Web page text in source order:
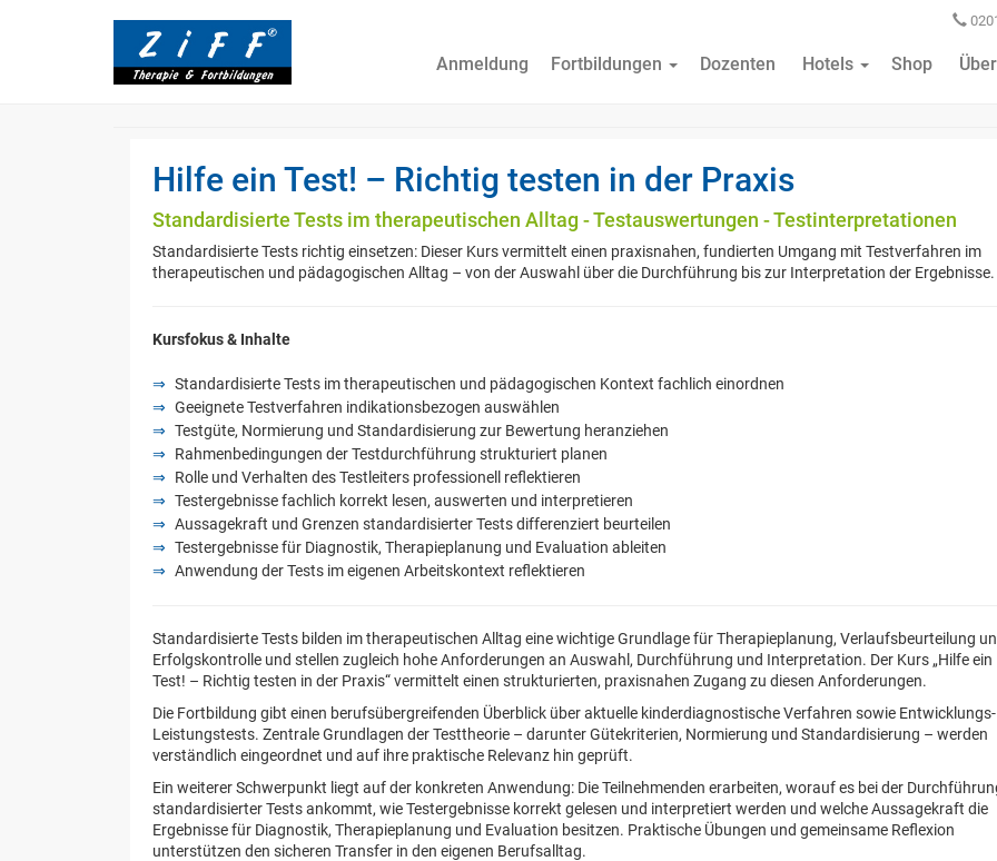
Anmeldung Fortbildungen Dozenten Hotels Shop
Hilfe ein Test! – Richtig testen in der Praxis
Standardisierte Tests im therapeutischen Alltag - Testauswertungen - Testinterpretationen
Standardisierte Tests richtig einsetzen: Dieser Kurs vermittelt einen praxisnahen, fundierten Umgang mit Testverfahren im
therapeutischen und pädagogischen Alltag – von der Auswahl über die Durchführung bis zur Interpretation der Ergebnisse.
Kursfokus & Inhalte
Standardisierte Tests im therapeutischen und pädagogischen Kontext fachlich einordnen
Geeignete Testverfahren indikationsbezogen auswählen
Testgüte, Normierung und Standardisierung zur Bewertung heranziehen
Rahmenbedingungen der Testdurchführung strukturiert planen
Rolle und Verhalten des Testleiters professionell reflektieren
Testergebnisse fachlich korrekt lesen, auswerten und interpretieren
Aussagekraft und Grenzen standardisierter Tests differenziert beurteilen
Testergebnisse für Diagnostik, Therapieplanung und Evaluation ableiten
Anwendung der Tests im eigenen Arbeitskontext reflektieren
Standardisierte Tests bilden im therapeutischen Alltag eine wichtige Grundlage für Therapieplanung, Verlaufsbeurteilung
Erfolgskontrolle und stellen zugleich hohe Anforderungen an Auswahl, Durchführung und Interpretation. Der Kurs „Hilfe ein
Test! – Richtig testen in der Praxis“ vermittelt einen strukturierten, praxisnahen Zugang zu diesen Anforderungen.
Die Fortbildung gibt einen berufsübergreifenden Überblick über aktuelle kinderdiagnostische Verfahren sowie
Leistungstests. Zentrale Grundlagen der Testtheorie – darunter Gütekriterien, Normierung und Standardisierung – werden
verständlich eingeordnet und auf ihre praktische Relevanz hin geprüft.
Ein weiterer Schwerpunkt liegt auf der konkreten Anwendung: Die Teilnehmenden erarbeiten, worauf es bei der
standardisierter Tests ankommt, wie Testergebnisse korrekt gelesen und interpretiert werden und welche Aussagekraft die
Ergebnisse für Diagnostik, Therapieplanung und Evaluation besitzen. Praktische Übungen und gemeinsame Reflexion
unterstützen den sicheren Transfer in den eigenen Berufsalltag.